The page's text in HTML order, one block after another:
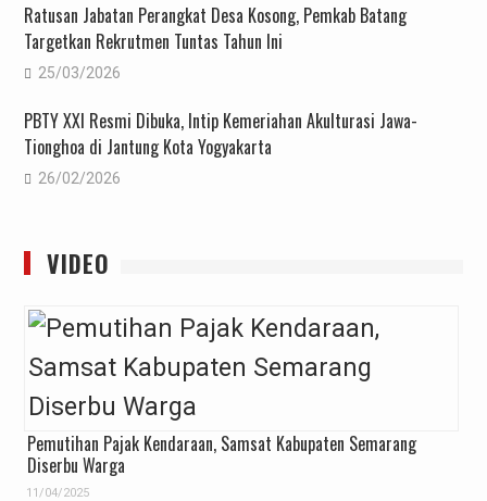
Ratusan Jabatan Perangkat Desa Kosong, Pemkab Batang
Targetkan Rekrutmen Tuntas Tahun Ini
25/03/2026
PBTY XXI Resmi Dibuka, Intip Kemeriahan Akulturasi Jawa-
Tionghoa di Jantung Kota Yogyakarta
26/02/2026
VIDEO
Pemutihan Pajak Kendaraan, Samsat Kabupaten Semarang
Diserbu Warga
11/04/2025